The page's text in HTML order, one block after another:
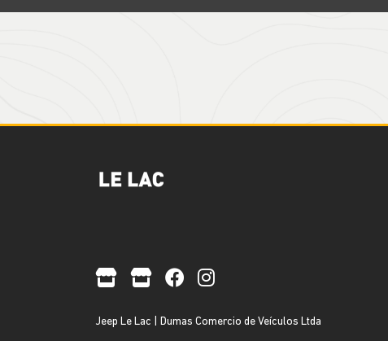
Jeep Le Lac | Dumas Comercio de Veículos Ltda